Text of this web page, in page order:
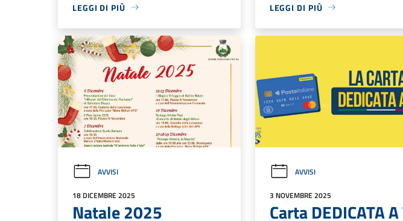
LEGGI DI PIÙ LEGGI DI PIÙ
AVVISI
18 DICEMBRE 2025
Natale 2025
AVVISI
3 NOVEMBRE 2025
Carta DEDICATA A